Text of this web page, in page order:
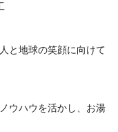
と地球の笑顔に向けて
ウハウを活かし、お湯